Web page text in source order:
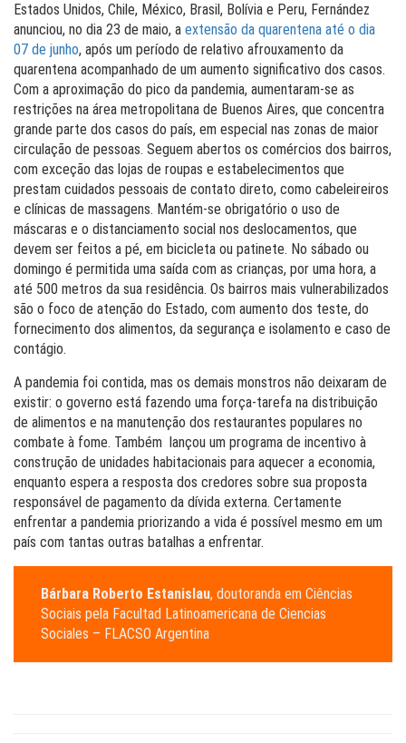
Estados Unidos, Chile, México, Brasil, Bolívia e Peru, Fernández
anunciou, no dia 23 de maio, a extensão da quarentena até o dia
07 de junho, após um período de relativo afrouxamento da
quarentena acompanhado de um aumento significativo dos casos.
Com a aproximação do pico da pandemia, aumentaram-se as
restrições na área metropolitana de Buenos Aires, que concentra
grande parte dos casos do país, em especial nas zonas de maior
circulação de pessoas. Seguem abertos os comércios dos bairros,
com exceção das lojas de roupas e estabelecimentos que
prestam cuidados pessoais de contato direto, como cabeleireiros
e clínicas de massagens. Mantém-se obrigatório o uso de
máscaras e o distanciamento social nos deslocamentos, que
devem ser feitos a pé, em bicicleta ou patinete. No sábado ou
domingo é permitida uma saída com as crianças, por uma hora, a
até 500 metros da sua residência. Os bairros mais vulnerabilizados
são o foco de atenção do Estado, com aumento dos teste, do
fornecimento dos alimentos, da segurança e isolamento e caso de
contágio.
A pandemia foi contida, mas os demais monstros não deixaram de
existir: o governo está fazendo uma força-tarefa na distribuição
de alimentos e na manutenção dos restaurantes populares no
combate à fome. Também lançou um programa de incentivo à
construção de unidades habitacionais para aquecer a economia,
enquanto espera a resposta dos credores sobre sua proposta
responsável de pagamento da dívida externa. Certamente
enfrentar a pandemia priorizando a vida é possível mesmo em um
país com tantas outras batalhas a enfrentar.
Bárbara Roberto Estanislau, doutoranda em Ciências
Sociais pela Facultad Latinoamericana de Ciencias
Sociales – FLACSO Argentina